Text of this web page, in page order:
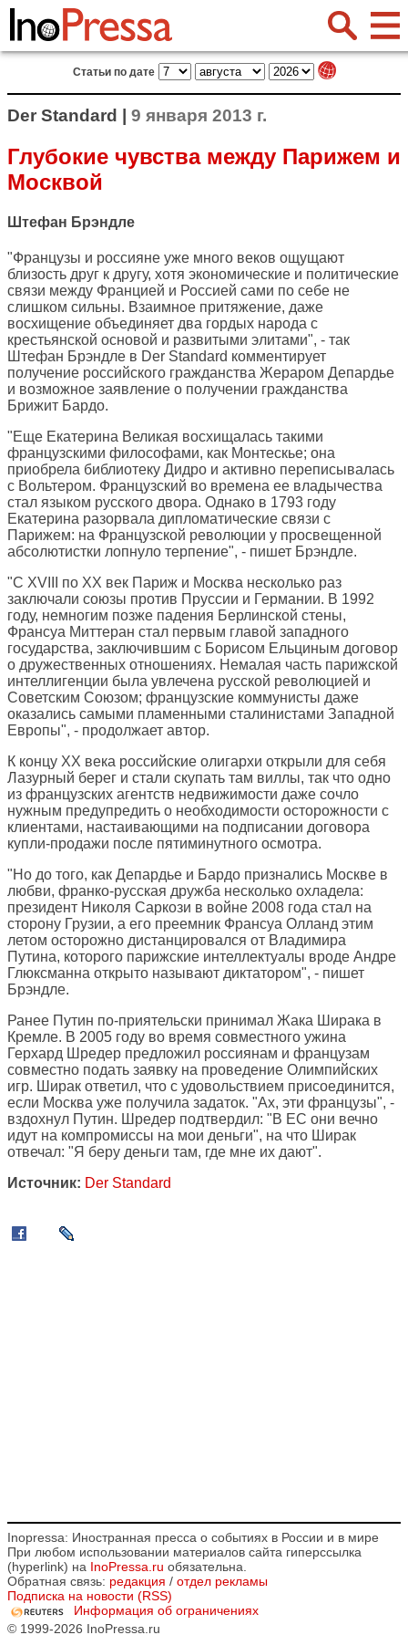
Статьи по дате
Der Standard | 9 января 2013 г.
Глубокие чувства между Парижем и
Москвой
Штефан Брэндле
"Французы и россияне уже много веков ощущают
близость друг к другу, хотя экономические и политические
связи между Францией и Россией сами по себе не
слишком сильны. Взаимное притяжение, даже
восхищение объединяет два гордых народа с
крестьянской основой и развитыми элитами", - так
Штефан Брэндле в Der Standard комментирует
получение российского гражданства Жераром Депардье
и возможное заявление о получении гражданства
Брижит Бардо.
"Еще Екатерина Великая восхищалась такими
французскими философами, как Монтескье; она
приобрела библиотеку Дидро и активно переписывалась
с Вольтером. Французский во времена ее владычества
стал языком русского двора. Однако в 1793 году
Екатерина разорвала дипломатические связи с
Парижем: на Французской революции у просвещенной
абсолютистки лопнуло терпение", - пишет Брэндле.
"С XVIII по XX век Париж и Москва несколько раз
заключали союзы против Пруссии и Германии. В 1992
году, немногим позже падения Берлинской стены,
Франсуа Миттеран стал первым главой западного
государства, заключившим с Борисом Ельциным договор
о дружественных отношениях. Немалая часть парижской
интеллигенции была увлечена русской революцией и
Советским Союзом; французские коммунисты даже
оказались самыми пламенными сталинистами Западной
Европы", - продолжает автор.
К концу XX века российские олигархи открыли для себя
Лазурный берег и стали скупать там виллы, так что одно
из французских агентств недвижимости даже сочло
нужным предупредить о необходимости осторожности с
клиентами, настаивающими на подписании договора
купли-продажи после пятиминутного осмотра.
"Но до того, как Депардье и Бардо признались Москве в
любви, франко-русская дружба несколько охладела:
президент Николя Саркози в войне 2008 года стал на
сторону Грузии, а его преемник Франсуа Олланд этим
летом осторожно дистанцировался от Владимира
Путина, которого парижские интеллектуалы вроде Андре
Глюксманна открыто называют диктатором", - пишет
Брэндле.
Ранее Путин по-приятельски принимал Жака Ширака в
Кремле. В 2005 году во время совместного ужина
Герхард Шредер предложил россиянам и французам
совместно подать заявку на проведение Олимпийских
игр. Ширак ответил, что с удовольствием присоединится,
если Москва уже получила задаток. "Ах, эти французы", -
вздохнул Путин. Шредер подтвердил: "В ЕС они вечно
идут на компромиссы на мои деньги", на что Ширак
отвечал: "Я беру деньги там, где мне их дают".
Источник: Der Standard
Inopressa: Иностранная пресса о событиях в России и в мире
При любом использовании материалов сайта гиперссылка
(hyperlink) на InoPressa.ru обязательна.
Обратная связь: редакция / отдел рекламы
Подписка на новости (RSS)
Информация об ограничениях
© 1999-2026 InoPressa.ru